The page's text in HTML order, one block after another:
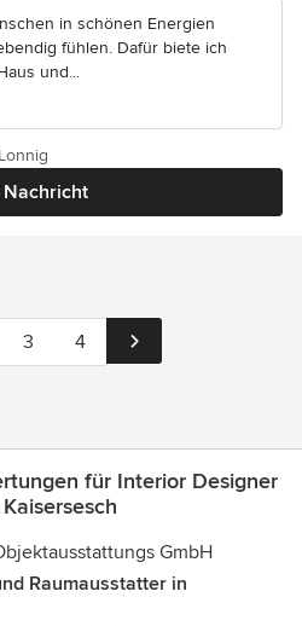
in schönen Energien
fühlen. Dafür biete ich
und...
Nachricht
3 4
für Interior Designer
GmbH
Raumausstatter in